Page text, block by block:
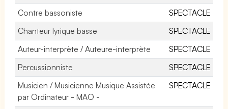
Contre bassoniste
SPECTACLE
Chanteur lyrique basse
SPECTACLE
Auteur-interprète / Auteure-interprète
SPECTACLE
Percussionniste
SPECTACLE
Musicien / Musicienne Musique Assistée
par Ordinateur - MAO -
SPECTACLE